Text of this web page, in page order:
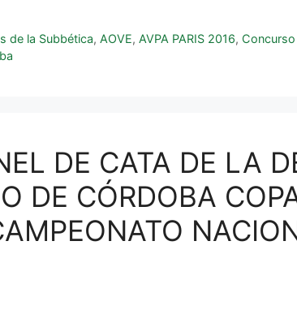
de la Subbética,AOVE,AVPA PARIS 2016, Concurso
DE CATA DE LA
DE CÓRDOBA